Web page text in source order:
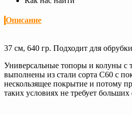
Описание
37 см, 640 гр. Подходит для
Универсальные топоры и колуны с
выполнены из стали сорта C60 с
нескользящее покрытие и потому
таких условиях не требует